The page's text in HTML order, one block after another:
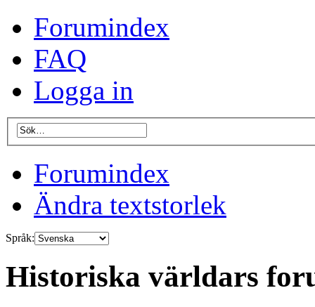
Forumindex
FAQ
Logga in
Forumindex
Ändra textstorlek
Språk:
Historiska världars